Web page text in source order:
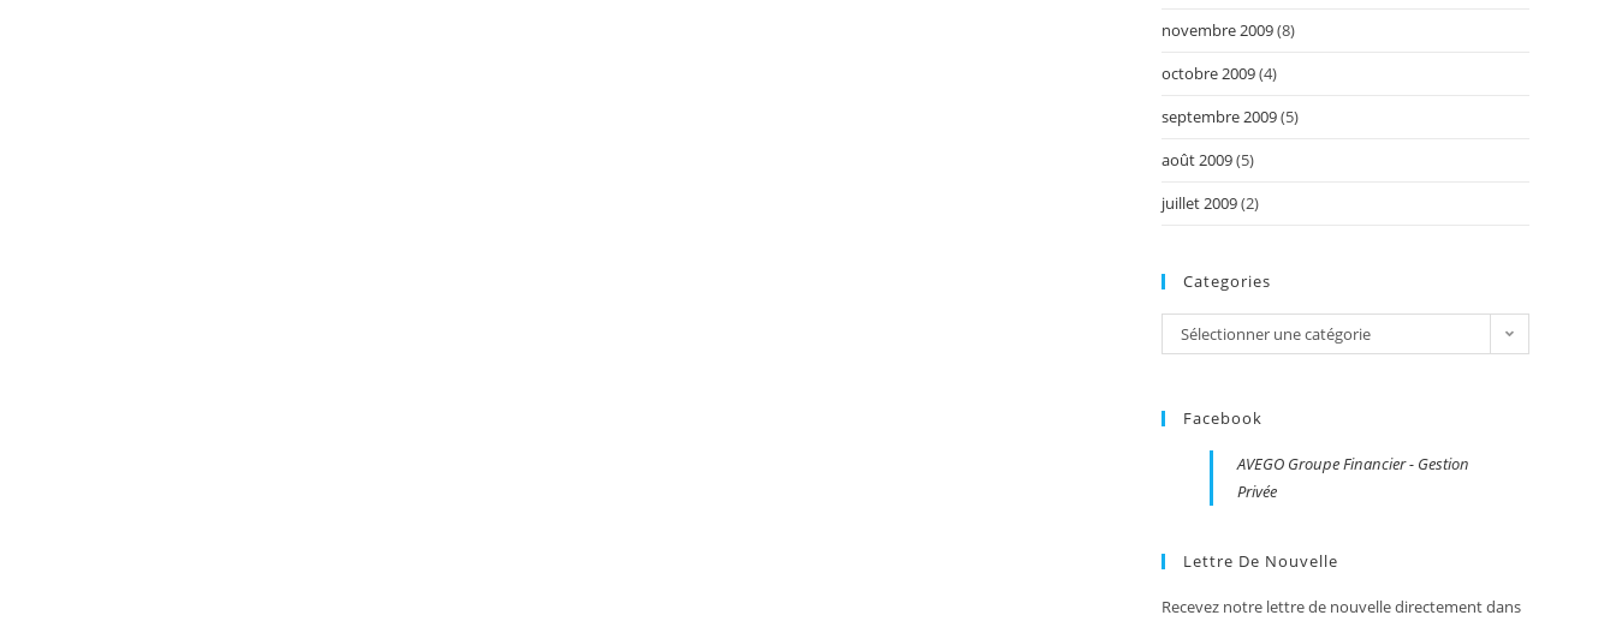
novembre 2009(8)
octobre 2009(4)
septembre 2009(5)
août 2009(5)
juillet 2009(2)
Categories
Categories
Sélectionner une catégorie
Facebook
AVEGO Groupe Financier - Gestion
Privée
Lettre De Nouvelle
Recevez notre lettre de nouvelle directement dans